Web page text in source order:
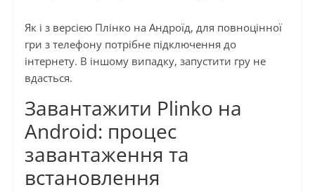
Як і з версією Плінко на Андроїд, для повноцінної
гри з телефону потрібне підключення до
інтернету. В іншому випадку, запустити гру не
вдасться.
Завантажити Plinko на
Android: процес
завантаження та
встановлення